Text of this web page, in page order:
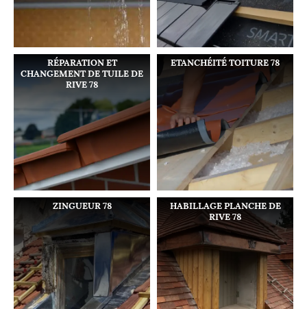
RÉPARATION ET
CHANGEMENT DE TUILE DE
RIVE 78
ETANCHÉITÉ TOITURE 78
ZINGUEUR 78
HABILLAGE PLANCHE DE
RIVE 78